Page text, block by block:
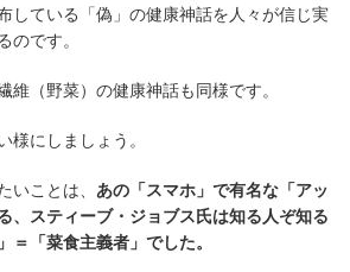
している「偽」の健康神話を人々が信じ実
のです。
維（野菜）の健康神話も同様です。
様にしましょう。
いことは、 あの「スマホ」で有名な「アッ
、スティーブ・ジョブス氏は知る人ぞ知る
＝「菜食主義者」でした。